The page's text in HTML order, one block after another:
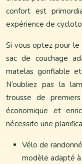
confort est
expérience de
Si vous optez pour
sac de couchage
matelas gonflable
N’oubliez pas la
trousse de
économique et
nécessite une
Vélo de
modèle adapté